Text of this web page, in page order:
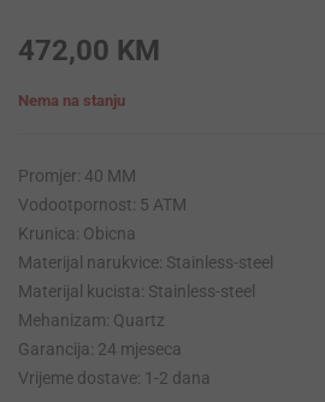
472,00 KM
Nema na stanju
Promjer: 40 MM
Vodootpornost: 5 ATM
Krunica: Obicna
Materijal narukvice: Stainless-steel
Materijal kucista: Stainless-steel
Mehanizam: Quartz
Garancija: 24 mjeseca
Vrijeme dostave: 1-2 dana